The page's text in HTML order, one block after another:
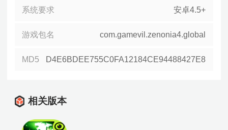
系统要求 安卓4.5+
游戏包名 com.gamevil.zenonia4.global
MD5 D4E6BDEE755C0FA12184CE94488427E8
相关版本